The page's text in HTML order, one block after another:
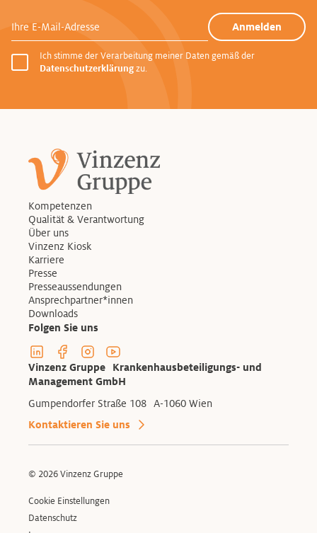
Ihre E-Mail-Adresse
Anmelden
Ich stimme der Verarbeitung meiner Daten gemäß der
Datenschutzerklärung zu.
Kompetenzen
Qualität & Verantwortung
Über uns
Vinzenz Kiosk
Karriere
Presse
Presseaussendungen
Ansprechpartner*innen
Downloads
Folgen Sie uns
Linkedin Profil der Vinzenzgruppe
Facebook Profil der Vinzenzgruppe
Instagram Profil der Vinzenzgruppe
Youtube Kanal der Vinzenzgruppe
Vinzenz Gruppe Krankenhausbeteiligungs- und
Management GmbH
Gumpendorfer Straße 108 A-1060 Wien
Kontaktieren Sie uns
© 2026 Vinzenz Gruppe
Cookie Einstellungen
Datenschutz